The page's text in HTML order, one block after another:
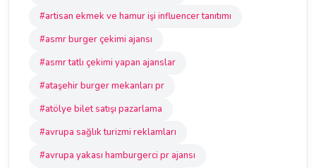
#artisan ekmek ve hamur işi influencer tanıtımı
#asmr burger çekimi ajansı
#asmr tatlı çekimi yapan ajanslar
#ataşehir burger mekanları pr
#atölye bilet satışı pazarlama
#avrupa sağlık turizmi reklamları
#avrupa yakası hamburgerci pr ajansı